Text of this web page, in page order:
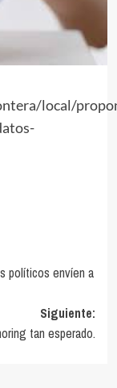
local/
políticos envíen a
Siguiente:
tan esperado.